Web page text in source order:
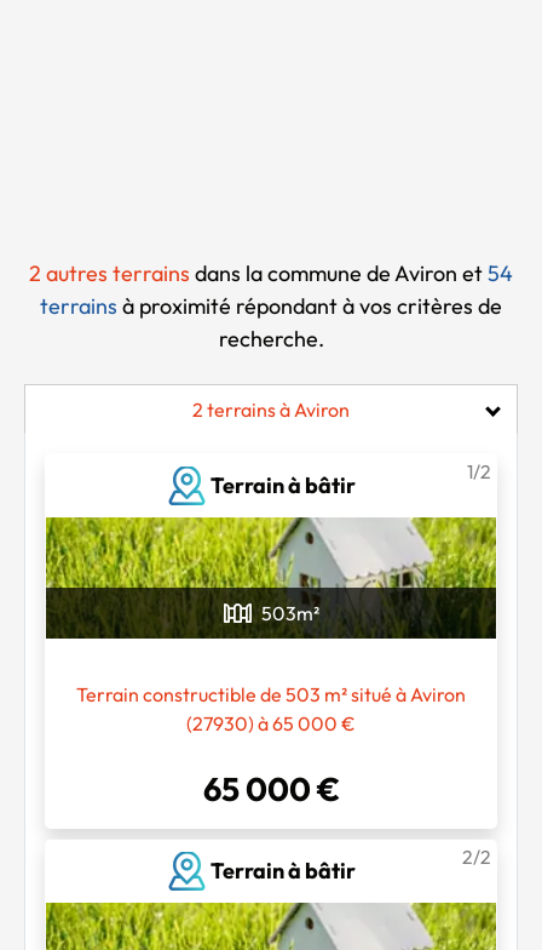
2 autres terrains dans la commune de Aviron et54
terrains à proximité répondant à vos critères de
recherche.
Chargement...
2 terrains à Aviron
Terrain à bâtir
1/2
503m²
Terrain constructible de 503 m² situé à Aviron
(27930) à 65 000 €
65 000 €
Terrain à bâtir
2/2